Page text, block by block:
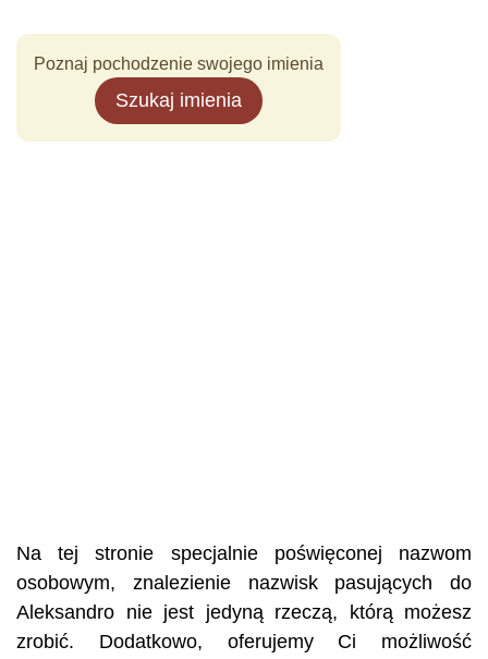
Poznaj pochodzenie swojego imienia
Szukaj imienia
Na tej stronie specjalnie poświęconej nazwom
osobowym, znalezienie nazwisk pasujących do
Aleksandro nie jest jedyną rzeczą, którą możesz
zrobić. Dodatkowo, oferujemy Ci możliwość